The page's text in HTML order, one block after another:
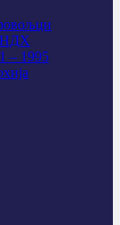
НДХ
– 1995